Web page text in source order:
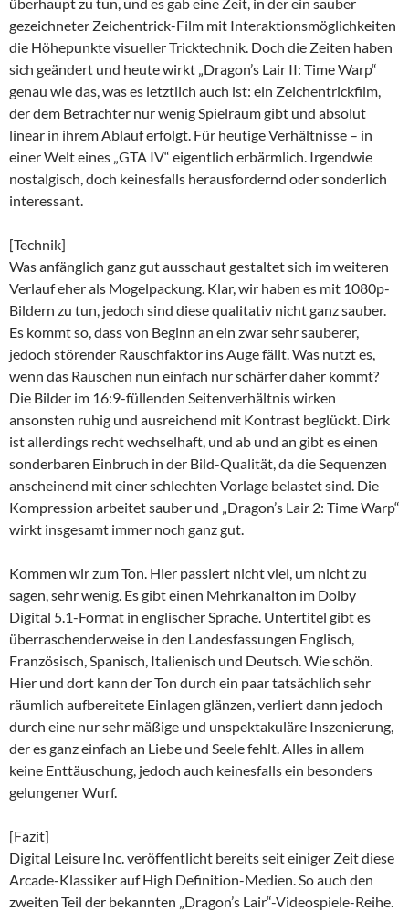
gezeichneter Zeichentrick-Film mit Interaktionsmöglichkeiten
die Höhepunkte visueller Tricktechnik. Doch die Zeiten haben
sich geändert und heute wirkt „Dragon’s Lair II: Time Warp“
genau wie das, was es letztlich auch ist: ein Zeichentrickfilm,
der dem Betrachter nur wenig Spielraum gibt und absolut
linear in ihrem Ablauf erfolgt. Für heutige Verhältnisse – in
einer Welt eines „GTA IV“ eigentlich erbärmlich. Irgendwie
nostalgisch, doch keinesfalls herausfordernd oder sonderlich
interessant.
[Technik]
Was anfänglich ganz gut ausschaut gestaltet sich im weiteren
Verlauf eher als Mogelpackung. Klar, wir haben es mit 1080p-
Bildern zu tun, jedoch sind diese qualitativ nicht ganz sauber.
Es kommt so, dass von Beginn an ein zwar sehr sauberer,
jedoch störender Rauschfaktor ins Auge fällt. Was nutzt es,
wenn das Rauschen nun einfach nur schärfer daher kommt?
Die Bilder im 16:9-füllenden Seitenverhältnis wirken
ansonsten ruhig und ausreichend mit Kontrast beglückt. Dirk
ist allerdings recht wechselhaft, und ab und an gibt es einen
sonderbaren Einbruch in der Bild-Qualität, da die Sequenzen
anscheinend mit einer schlechten Vorlage belastet sind. Die
Kompression arbeitet sauber und „Dragon’s Lair 2: Time Warp“
wirkt insgesamt immer noch ganz gut.
Kommen wir zum Ton. Hier passiert nicht viel, um nicht zu
sagen, sehr wenig. Es gibt einen Mehrkanalton im Dolby
Digital 5.1-Format in englischer Sprache. Untertitel gibt es
überraschenderweise in den Landesfassungen Englisch,
Französisch, Spanisch, Italienisch und Deutsch. Wie schön.
Hier und dort kann der Ton durch ein paar tatsächlich sehr
räumlich aufbereitete Einlagen glänzen, verliert dann jedoch
durch eine nur sehr mäßige und unspektakuläre Inszenierung,
der es ganz einfach an Liebe und Seele fehlt. Alles in allem
keine Enttäuschung, jedoch auch keinesfalls ein besonders
gelungener Wurf.
[Fazit]
Digital Leisure Inc. veröffentlicht bereits seit einiger Zeit diese
Arcade-Klassiker auf High Definition-Medien. So auch den
zweiten Teil der bekannten „Dragon’s Lair“-Videospiele-Reihe.